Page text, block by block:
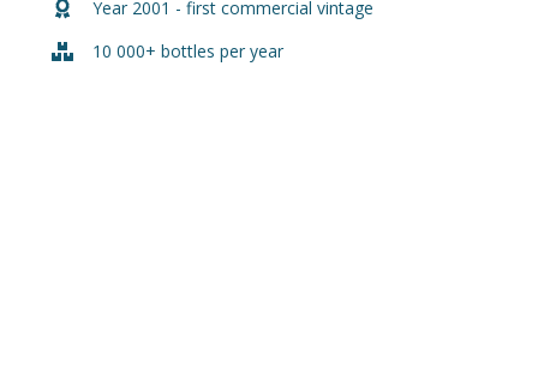
Year 2001 - first commercial vintage
10 000+ bottles per year